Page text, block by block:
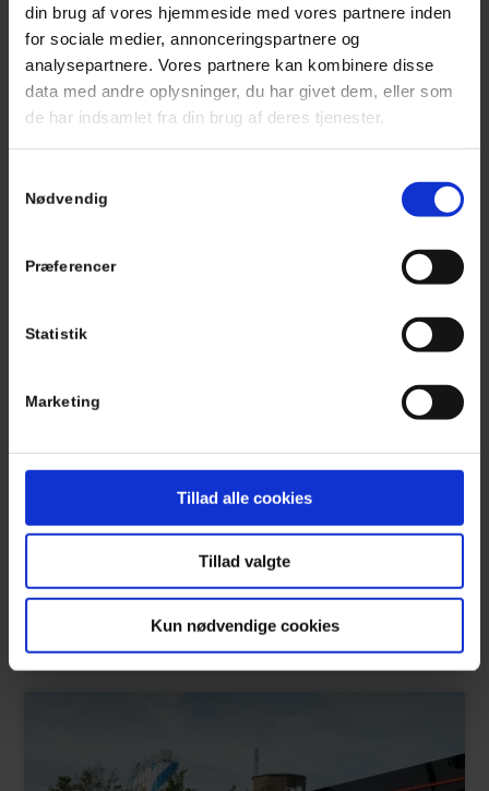
din brug af vores hjemmeside med vores partnere inden
for sociale medier, annonceringspartnere og
analysepartnere. Vores partnere kan kombinere disse
data med andre oplysninger, du har givet dem, eller som
de har indsamlet fra din brug af deres tjenester.
Nødvendig
Præferencer
Statistik
Marketing
Tillad alle cookies
Tillad valgte
Kun nødvendige cookies
De bedste fordele til vores bedste kunder
Skift af pærer
Skift af viskerblade
Adgang til akuttider
Vejledning ved køb af ny bil
Lånebil ved serviceeftersyn
Påfyldning af væsker mellem serviceeftersyn
Din Bilpartner Express